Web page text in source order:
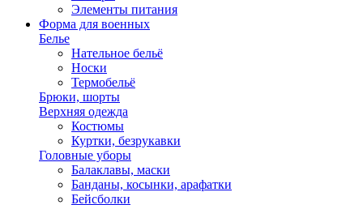
Элементы питания
Форма для военных
Белье
Нательное бельё
Носки
Термобельё
Брюки, шорты
Верхняя одежда
Костюмы
Куртки, безрукавки
Головные уборы
Балаклавы, маски
Банданы, косынки, арафатки
Бейсболки